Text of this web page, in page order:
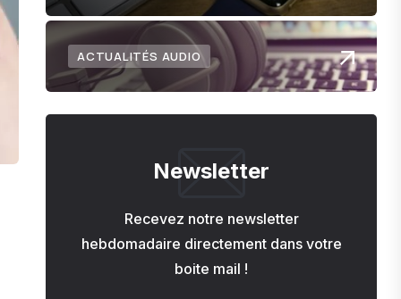
ACTUALITÉS AUDIO
Newsletter
Recevez notre newsletter
hebdomadaire directement dans votre
boite mail !